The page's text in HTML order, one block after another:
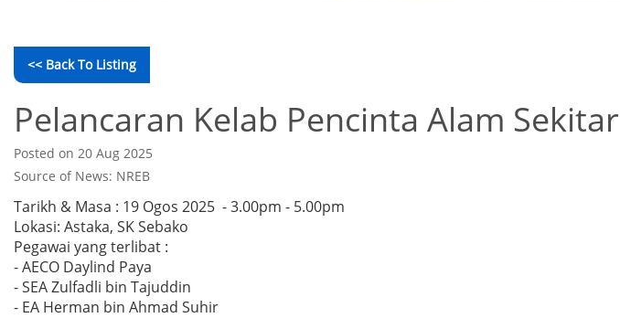
<< Back To Listing
Pelancaran Kelab Pencinta Alam
Posted on 20 Aug 2025
Source of News: NREB
Tarikh & Masa : 19 Ogos 2025 - 3.00pm - 5.00pm
Lokasi: Astaka, SK Sebako
Pegawai yang terlibat :
- AECO Daylind Paya
- SEA Zulfadli bin Tajuddin
- EA Herman bin Ahmad Suhir